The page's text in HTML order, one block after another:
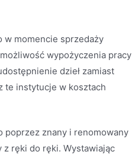
w momencie sprzedaży
wypożyczenia pracy
dzieł zamiast
te instytucje w kosztach
poprzez znany i renomowany
ręki do ręki. Wystawiając